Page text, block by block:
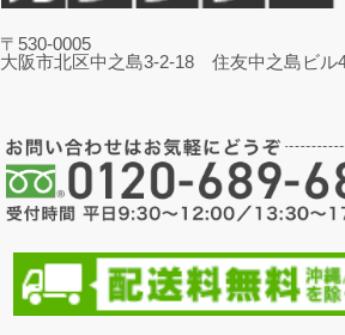
〒530-0005
大阪市北区中之島3-2-18 住友中之島ビル